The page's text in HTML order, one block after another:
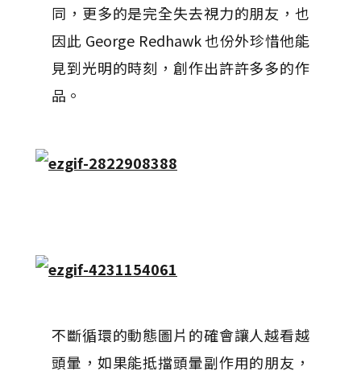
同，更多的是完全失去視力的朋友，也
因此 George Redhawk 也份外珍惜他能
見到光明的時刻，創作出許許多多的作
品。
不斷循環的動態圖片的確會讓人越看越
頭暈，如果能抵擋頭暈副作用的朋友，